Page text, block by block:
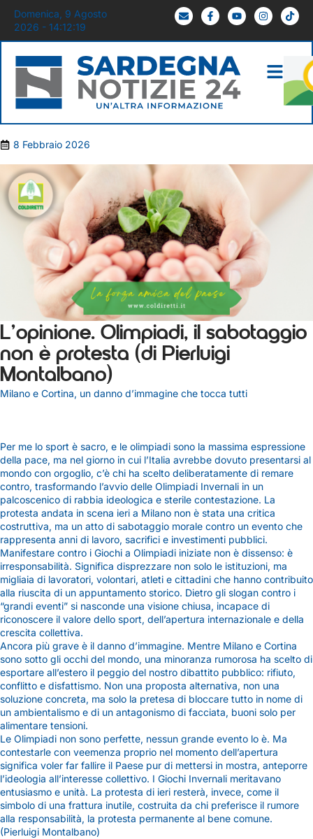
Domenica, 9 Agosto
2026 - 14:12:20
8 Febbraio 2026
L’opinione. Olimpiadi, il sabotaggio
non è protesta (di Pierluigi
Montalbano)
Milano e Cortina, un danno d’immagine che tocca tutti
Per me lo sport è sacro, e le olimpiadi sono la massima espressione
della pace, ma nel giorno in cui l’Italia avrebbe dovuto presentarsi al
mondo con orgoglio, c’è chi ha scelto deliberatamente di remare
contro, trasformando l’avvio delle Olimpiadi Invernali in un
palcoscenico di rabbia ideologica e sterile contestazione. La
protesta andata in scena ieri a Milano non è stata una critica
costruttiva, ma un atto di sabotaggio morale contro un evento che
rappresenta anni di lavoro, sacrifici e investimenti pubblici.
Manifestare contro i Giochi a Olimpiadi iniziate non è dissenso: è
irresponsabilità. Significa disprezzare non solo le istituzioni, ma
migliaia di lavoratori, volontari, atleti e cittadini che hanno contribuito
alla riuscita di un appuntamento storico. Dietro gli slogan contro i
“grandi eventi” si nasconde una visione chiusa, incapace di
riconoscere il valore dello sport, dell’apertura internazionale e della
crescita collettiva.
Ancora più grave è il danno d’immagine. Mentre Milano e Cortina
sono sotto gli occhi del mondo, una minoranza rumorosa ha scelto di
esportare all’estero il peggio del nostro dibattito pubblico: rifiuto,
conflitto e disfattismo. Non una proposta alternativa, non una
soluzione concreta, ma solo la pretesa di bloccare tutto in nome di
un ambientalismo e di un antagonismo di facciata, buoni solo per
alimentare tensioni.
Le Olimpiadi non sono perfette, nessun grande evento lo è. Ma
contestarle con veemenza proprio nel momento dell’apertura
significa voler far fallire il Paese pur di mettersi in mostra, anteporre
l’ideologia all’interesse collettivo. I Giochi Invernali meritavano
entusiasmo e unità. La protesta di ieri resterà, invece, come il
simbolo di una frattura inutile, costruita da chi preferisce il rumore
alla responsabilità, la protesta permanente al bene comune.
(Pierluigi Montalbano)